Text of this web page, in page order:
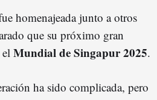
homenajeada junto a otros
que su próximo gran
Mundial de Singapur 2025.
ha sido complicada, pero